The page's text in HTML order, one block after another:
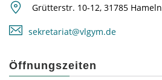
Grütterstr. 10-12, 31785 Hameln
sekretariat@vlgym.de
Öffnungszeiten